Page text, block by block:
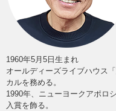
1960年5月5日生まれ
オールディーズライブハウス
カルを務める。
1990年、ニューヨークアポロ
入賞を飾る。